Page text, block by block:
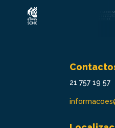
21 757 19 57